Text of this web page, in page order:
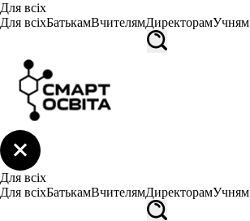
Для всіх
Для всіхБатькамВчителямДиректорамУчням
Для всіх
Для всіхБатькамВчителямДиректорамУчням